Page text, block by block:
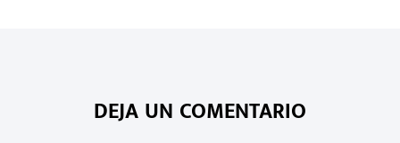
DEJA UN COMENTARIO